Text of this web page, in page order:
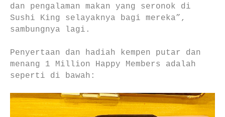
dan pengalaman makan yang seronok di
Sushi King selayaknya bagi mereka”,
sambungnya lagi.
Penyertaan dan hadiah kempen putar dan
menang 1 Million Happy Members adalah
seperti di bawah: